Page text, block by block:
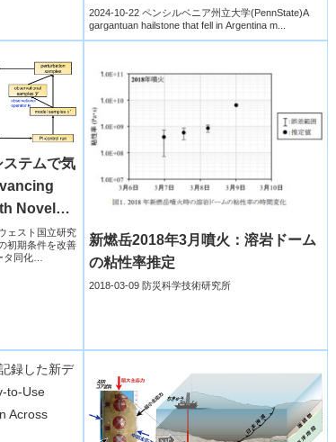
hail: Realistic hail shapes may
improve modeling of severe
2024-10-22 ペンシルベニア州立大学(PennState)A
gargantuan hailstone that fell in Argentina m...
テムで気
Novel
System)
ェスト国立研究
初期条件を改善
タ同化
新燃岳2018年3月噴火：溶岩ドーム
の粘性率推定
2018-03-09 防災科学技術研究所